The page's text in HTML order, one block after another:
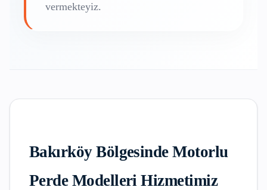
vermekteyiz.
BakırköyBölgesindeMotorlu
Perde ModelleriHizmetimiz